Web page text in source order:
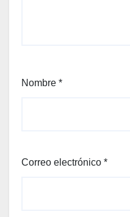
Nombre *
Correo electrónico *